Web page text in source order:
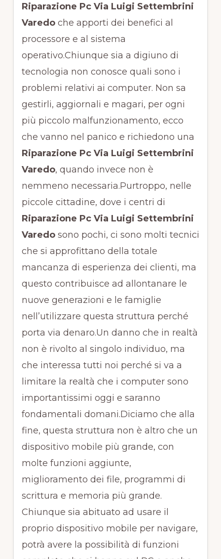
Riparazione Pc Via Luigi Settembrini
Varedoche apporti dei benefici al
processore e al sistema
operativo.Chiunque sia a digiuno di
tecnologia non conosce quali sono i
problemi relativi ai computer. Non sa
gestirli, aggiornali e magari, per ogni
più piccolo malfunzionamento, ecco
che vanno nel panico e richiedono una
Riparazione Pc Via Luigi Settembrini
Varedo, quando invece non è
nemmeno necessaria.Purtroppo, nelle
piccole cittadine, dove i centri di
Riparazione Pc Via Luigi Settembrini
Varedosono pochi, ci sono molti tecnici
che si approfittano della totale
mancanza di esperienza dei clienti, ma
questo contribuisce ad allontanare le
nuove generazioni e le famiglie
nell’utilizzare questa struttura perché
porta via denaro.Un danno che in realtà
non è rivolto al singolo individuo, ma
che interessa tutti noi perché si va a
limitare la realtà che i computer sono
importantissimi oggi e saranno
fondamentali domani.Diciamo che alla
fine, questa struttura non è altro che un
dispositivo mobile più grande, con
molte funzioni aggiunte,
miglioramento dei file, programmi di
scrittura e memoria più grande.
Chiunque sia abituato ad usare il
proprio dispositivo mobile per navigare,
potrà avere la possibilità di funzioni